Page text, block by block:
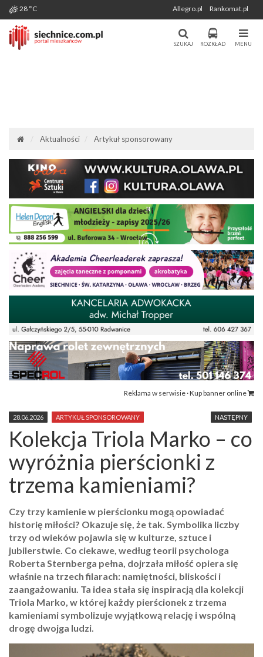
Miasto i Gmina Siechnice - Portal
Mieszkańców. Aktualności, forum,
Portal Mieszkańców Siechnic
Wygenerowano: 09-08-2026
28 °C Allegro.pl Rankomat.pl
MENU
ROZKŁAD
SZUKAJ
Aktualności Artykuł sponsorowany
Reklama w serwisie · Kup banner online
NASTĘPNY
28.06.2026 ARTYKUŁ SPONSOROWANY
Kolekcja Triola Marko – co
wyróżnia pierścionki z
trzema kamieniami?
Czy trzy kamienie w pierścionku mogą opowiadać
historię miłości? Okazuje się, że tak. Symbolika liczby
trzy od wieków pojawia się w kulturze, sztuce i
jubilerstwie. Co ciekawe, według teorii psychologa
Roberta Sternberga pełna, dojrzała miłość opiera się
właśnie na trzech filarach: namiętności, bliskości i
zaangażowaniu. Ta idea stała się inspiracją dla kolekcji
Triola Marko, w której każdy pierścionek z trzema
kamieniami symbolizuje wyjątkową relację i wspólną
drogę dwojga ludzi.